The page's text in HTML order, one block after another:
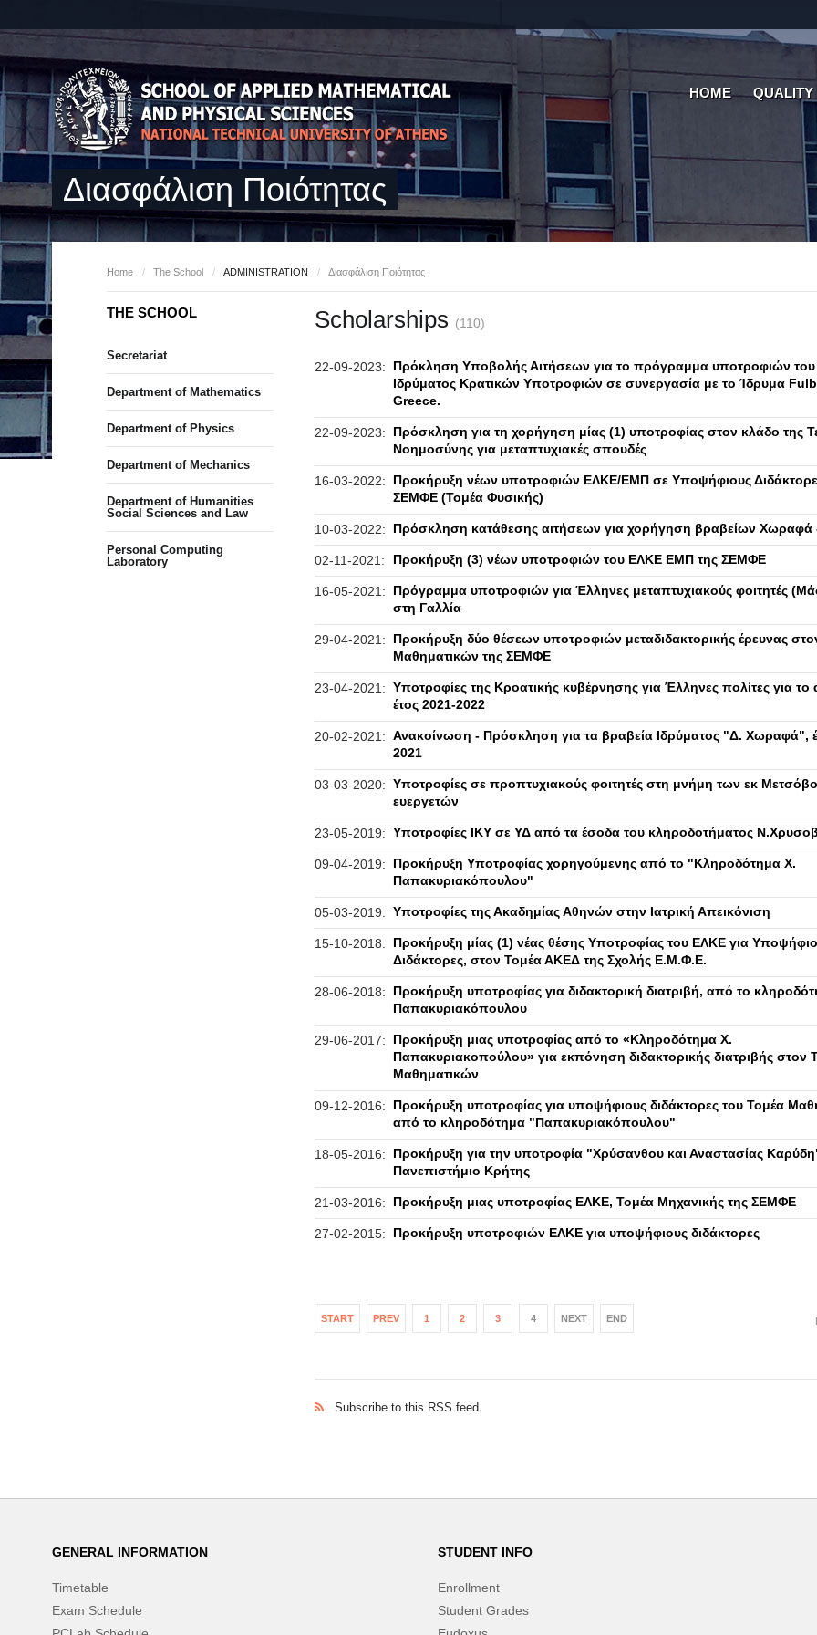
HOME QUALITY
Διασφάλιση Ποιότητας
Home / The School / ADMINISTRATION / Διασφάλιση Ποιότητας
Scholarships (110)
22-09-2023:
Πρόκληση Υποβολής Αιτήσεων για το πρόγραμμα υποτροφιών του
Ιδρύματος Κρατικών Υποτροφιών σε συνεργασία με το Ίδρυμα
Greece.
22-09-2023:
Πρόσκληση για τη χορήγηση μίας (1) υποτροφίας στον κλάδο της
Νοημοσύνης για μεταπτυχιακές σπουδές
16-03-2022:
Προκήρυξη νέων υποτροφιών ΕΛΚΕ/ΕΜΠ σε Υποψήφιους
ΣΕΜΦΕ (Τομέα Φυσικής)
10-03-2022: Πρόσκληση κατάθεσης αιτήσεων για χορήγηση βραβείων Χωραφά
02-11-2021: Προκήρυξη (3) νέων υποτροφιών του ΕΛΚΕ ΕΜΠ της ΣΕΜΦΕ
16-05-2021:
Πρόγραμμα υποτροφιών για Έλληνες μεταπτυχιακούς φοιτητές
στη Γαλλία
29-04-2021:
Προκήρυξη δύο θέσεων υποτροφιών μεταδιδακτορικής έρευνας
Μαθηματικών της ΣΕΜΦΕ
23-04-2021: Υποτροφίες της Κροατικής κυβέρνησης για Έλληνες πολίτες για το
έτος 2021-2022
20-02-2021: Ανακοίνωση - Πρόσκληση για τα βραβεία Ιδρύματος "Δ. Χωραφά",
2021
03-03-2020: Υποτροφίες σε προπτυχιακούς φοιτητές στη μνήμη των εκ
ευεργετών
23-05-2019: Υποτροφίες ΙΚΥ σε ΥΔ από τα έσοδα του κληροδοτήματος
09-04-2019:
Προκήρυξη Υποτροφίας χορηγούμενης από το "Κληροδότημα Χ.
Παπακυριακόπουλου"
05-03-2019: Υποτροφίες της Ακαδημίας Αθηνών στην Ιατρική Απεικόνιση
15-10-2018:
Προκήρυξη μίας (1) νέας θέσης Υποτροφίας του ΕΛΚΕ για
Διδάκτορες, στον Τομέα ΑΚΕΔ της Σχολής Ε.Μ.Φ.Ε.
28-06-2018:
Προκήρυξη υποτροφίας για διδακτορική διατριβή, από το
Παπακυριακόπουλου
29-06-2017:
Προκήρυξη μιας υποτροφίας από το «Κληροδότημα Χ.
Παπακυριακοπούλου» για εκπόνηση διδακτορικής διατριβής στον
Μαθηματικών
09-12-2016:
Προκήρυξη υποτροφίας για υποψήφιους διδάκτορες του Τομέα
από το κληροδότημα "Παπακυριακόπουλου"
18-05-2016:
Προκήρυξη για την υποτροφία "Χρύσανθου και Αναστασίας
Πανεπιστήμιο Κρήτης
21-03-2016: Προκήρυξη μιας υποτροφίας ΕΛΚΕ, Τομέα Μηχανικής της ΣΕΜΦΕ
27-02-2015: Προκήρυξη υποτροφιών ΕΛΚΕ για υποψήφιους διδάκτορες
START PREV 1 2 3 4 NEXT END
Subscribe to this RSS feed
THE SCHOOL
Secretariat
Department of Mathematics
Department of Physics
Department of Mechanics
Department of Humanities
Social Sciences and Law
Personal Computing
Laboratory
GENERAL INFORMATION
Timetable
Exam Schedule
STUDENT INFO
Enrollment
Student Grades